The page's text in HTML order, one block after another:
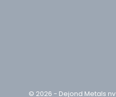
© 2026 - Dejond Metals nv